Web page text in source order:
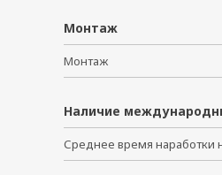
Монтаж
Монтаж
Наличие
Среднее время наработки